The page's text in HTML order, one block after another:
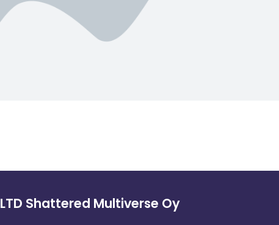
LTD Shattered Multiverse Oy